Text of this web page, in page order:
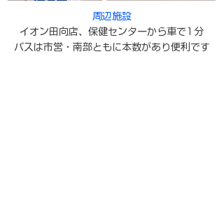
周辺施設
イオン田向店、保健センターから車で1分
バスは市営・南部ともに本数があり便利です